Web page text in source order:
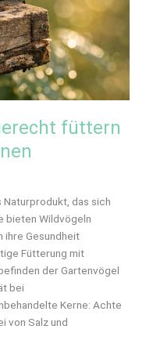
füttern
Naturprodukt, das sich
bieten Wildvögeln
ihre Gesundheit
Fütterung mit
der Gartenvögel
bei
Kerne: Achte
von Salz und